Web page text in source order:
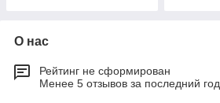
О нас
Рейтинг не сформирован
Менее 5 отзывов за последний год